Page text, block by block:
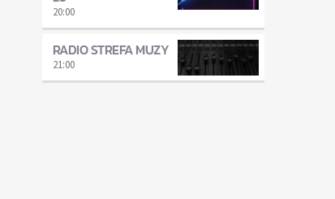
20:00
RADIO STREFA MUZY
21:00